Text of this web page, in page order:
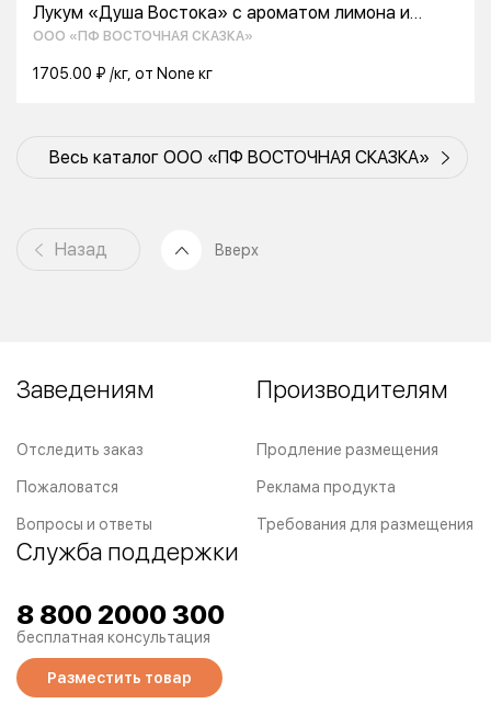
Лукум «Душа Востока» с ароматом лимона и
арахисом 2,3кг.
ООО «ПФ ВОСТОЧНАЯ СКАЗКА»
1705.00 ₽ /кг, от None кг
Весь каталог ООО «ПФ ВОСТОЧНАЯ СКАЗКА»
Назад Вверх
Заведениям
Отследить заказ
Пожаловатся
Вопросы и ответы
Производителям
Продление размещения
Реклама продукта
Требования для размещения
Служба поддержки
8 800 2000 300
бесплатная консультация
Разместить товар